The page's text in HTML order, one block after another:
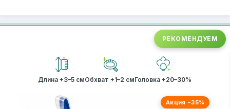
РЕКОМЕНДУЕМ
Длина +3–5 смОбхват +1–2 смГоловка +20–30%
Акция −35%